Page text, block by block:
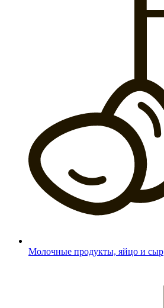
Молочные продукты, яйцо и сыр